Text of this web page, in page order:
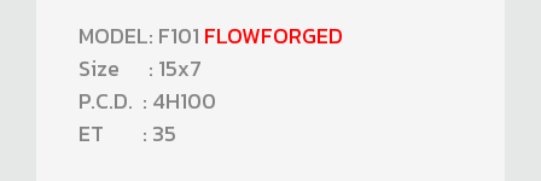
MODEL: F101 FLOWFORGED
Size : 15x7
P.C.D. : 4H100
ET : 35